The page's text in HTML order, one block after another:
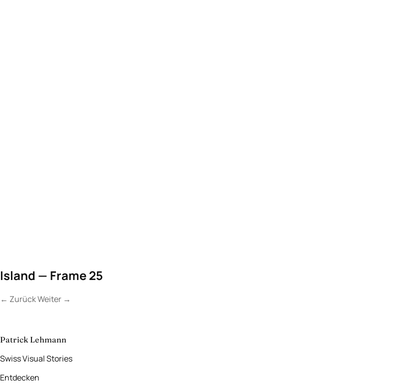
Island — Frame 25
← ZurückWeiter →
Lassen Sie unsetwas Unvergessliches
Patrick Lehmann
Swiss Visual Stories
Entdecken